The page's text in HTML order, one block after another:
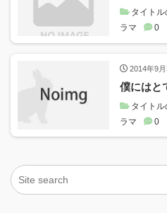
タイト
ラマ
0
2014年9月
僕にはと
タイト
ラマ
0